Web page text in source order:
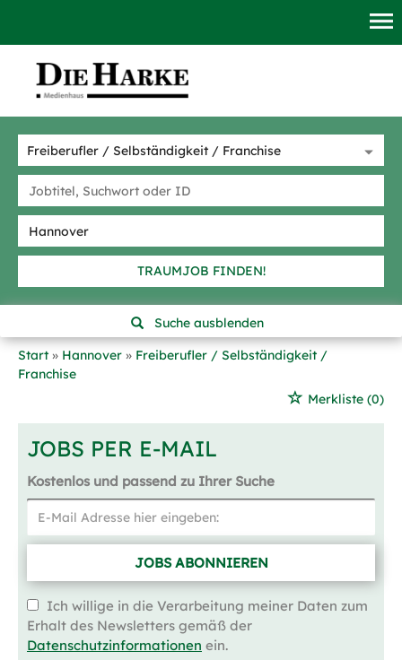
TRAUMJOB FINDEN!
Suche ausblenden
Start
Hannover
Freiberufler / Selbständigkeit /
Franchise
Merkliste (0)
JOBS PER E-MAIL
Kostenlos und passend zu Ihrer Suche
JOBS ABONNIEREN
Ich willige in die Verarbeitung meiner Daten zum
Erhalt des Newsletters gemäß der
Datenschutzinformationen ein.